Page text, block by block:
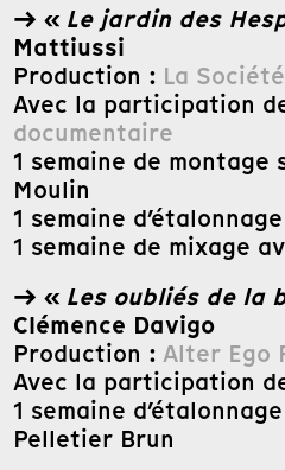
→ « Le jardin des
Mattiussi
Production : La
Avec la participation
documentaire
1 semaine de montage
Moulin
1 semaine
1 semaine de mixage
→ « Les oubliés de la
Clémence Davigo
Production : Alter Ego
Avec la participation
1 semaine
Pelletier Brun